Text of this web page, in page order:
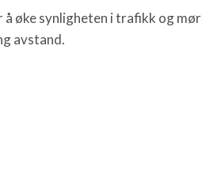
øke synligheten i trafikk og
avstand.